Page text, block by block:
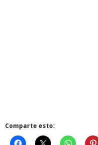
Comparte esto: